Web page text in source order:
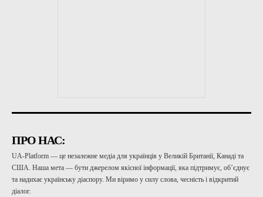
ПРО НАС:
UA-Platform — це незалежне медіа для українців у Великій Британії, Канаді та
США. Наша мета — бути джерелом якісної інформації, яка підтримує, об’єднує
та надихає українську діаспору. Ми віримо у силу слова, чесність і відкритий
діалог.